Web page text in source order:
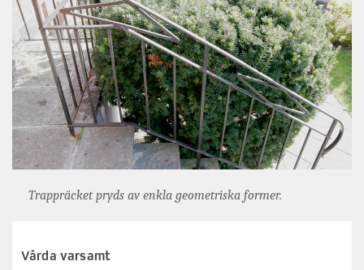
Trappräcket pryds av enkla geometriska former.
Vårda varsamt